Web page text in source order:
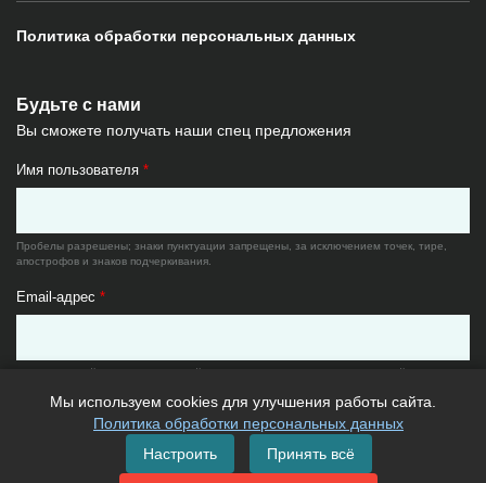
Мы используем cookies для улучшения работы сайта.
Политика обработки персональных данных
Настроить
Принять всё
Политика обработки персональных данных
Будьте с нами
Вы сможете получать наши спец предложения
Имя пользователя *
Пробелы разрешены; знаки пунктуации запрещены, за исключением точек, тире,
апострофов и знаков подчеркивания.
Email-адрес *
использован только по вашему желанию: для восстановления пароля или для
получения новостей и уведомлений по электронной почте.